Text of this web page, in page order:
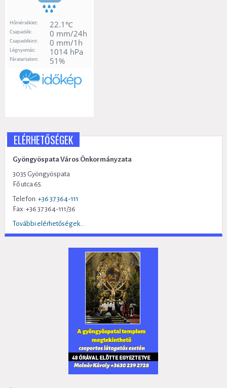
ELÉRHETŐSÉGEK
Gyöngyöspata Város Önkormányzata
3035 Gyöngyöspata
Fő utca 65.
Telefon: +36 37 364-111
Fax: +36 37 364-111/36
További elérhetőségek...